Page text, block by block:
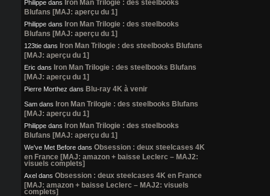
Philippe dans Iron Man Trilogie : des steelbooks
Blufans [MAJ: aperçu du 1]
Philippe dans Iron Man Trilogie : des steelbooks
Blufans [MAJ: aperçu du 1]
123tie dans Iron Man Trilogie : des steelbooks Blufans
[MAJ: aperçu du 1]
Eric dans Iron Man Trilogie : des steelbooks Blufans
[MAJ: aperçu du 1]
Pierre Morthez dans Blu-ray 4K à venir
Sam dans Iron Man Trilogie : des steelbooks Blufans
[MAJ: aperçu du 1]
Philippe dans Iron Man Trilogie : des steelbooks
Blufans [MAJ: aperçu du 1]
We've Met Before dans Obsession : deux steelcases 4K
en France [MAJ: amazon + baisse Leclerc – MAJ2:
visuels complets]
Axel dans Obsession : deux steelcases 4K en France
[MAJ: amazon + baisse Leclerc – MAJ2: visuels
complets]